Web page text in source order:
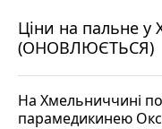
Ціни на пальне
(ОНОВЛЮЄТЬСЯ)
На Хмельниччині
парамедикинею